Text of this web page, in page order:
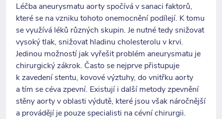
Léčba aneurysmatu aorty spočívá v sanaci faktorů,
které se na vzniku tohoto onemocnění podílejí. K tomu
se využívá léků různých skupin. Je nutné tedy snižovat
vysoký tlak, snižovat hladinu cholesterolu v krvi.
Jedinou možností jak vyřešit problém aneurysmatu je
chirurgický zákrok. Často se nejprve přistupuje
k zavedení stentu, kovové výztuhy, do vnitřku aorty
a tím se céva zpevní. Existují i další metody zpevnění
stěny aorty v oblasti výdutě, které jsou však náročnější
a provádějí je pouze specialisti na cévní chirurgii.